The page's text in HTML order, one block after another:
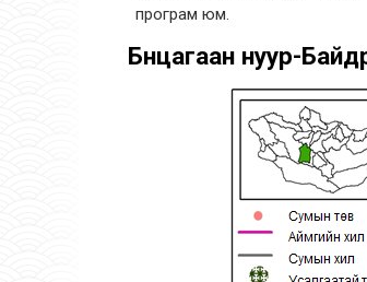
програм юм.
Бөөнцагаан нуур-